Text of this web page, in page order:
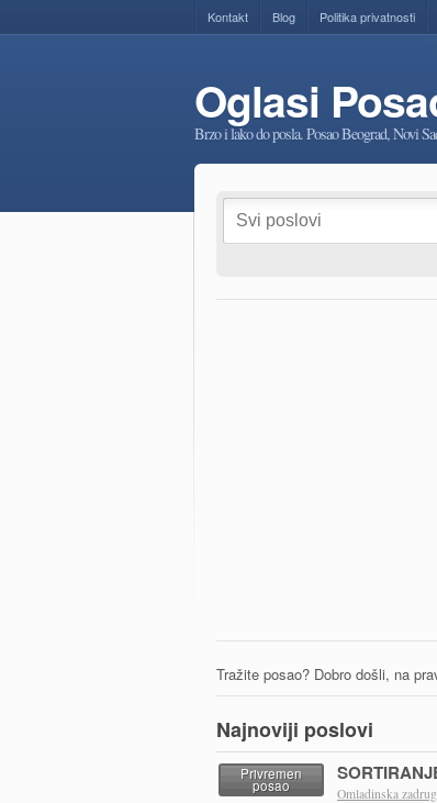
Kontakt Blog Politika privatnosti
Oglasi
Brzo i lako do posla. Posao Beograd, Novi
Tražite posao? Dobro došli, na
Najnoviji poslovi
Privremen
posao Omladinska